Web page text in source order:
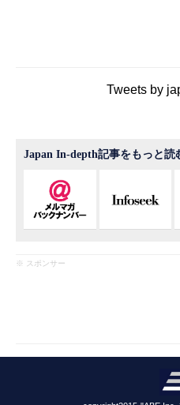
Tweets by
Japan In-depth記事をもっと読
※ スポンサー